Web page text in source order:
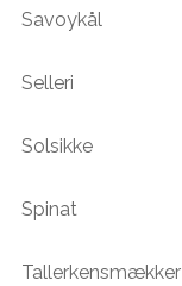
Savoykål
Selleri
Solsikke
Spinat
Tallerkensmækker